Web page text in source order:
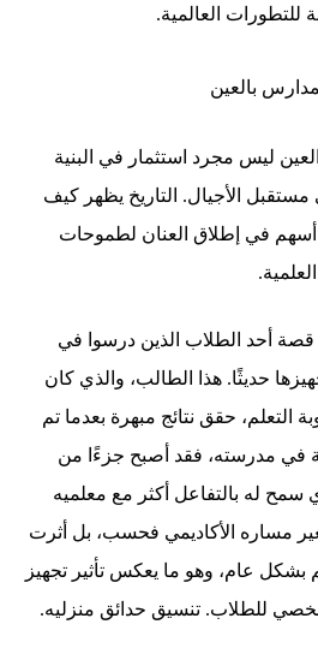
للتطورات العالمية.
بالعين
ليس مجرد استثمار في البنية
مستقبل الأجيال. التاريخ يظهر كيف
أسهم في إطلاق العنان لطموحات
أحد الطلاب الذين درسوا في
حديثًا. هذا الطالب، والذي كان
التعلم، حقق نتائج مبهرة بعدما تم
في مدرسته، فقد أصبح جزءًا من
سمح له بالتفاعل أكثر مع معلميه
مساره الأكاديمي فحسب، بل أثرت
بشكل عام، وهو ما يعكس تأثير تجهيز
للطلاب. تنسيق حدائق منزليه.